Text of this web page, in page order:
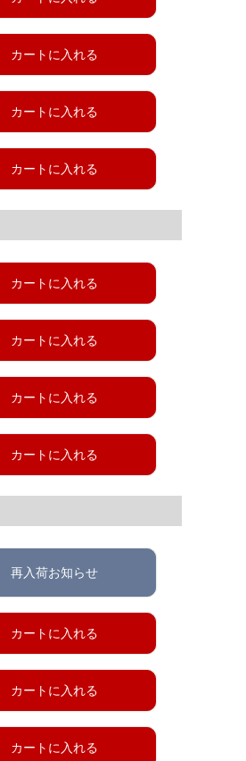
カートに入れる
カートに入れる
カートに入れる
カートに入れる
カートに入れる
カートに入れる
カートに入れる
再入荷お知らせ
カートに入れる
カートに入れる
カートに入れる